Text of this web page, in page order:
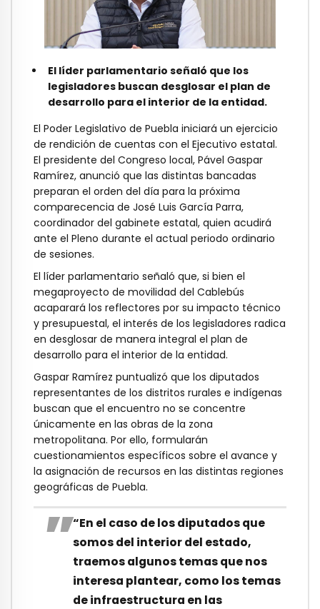
El líder parlamentario señaló que los
legisladores buscan desglosar el plan de
desarrollo para el interior de la entidad.
El Poder Legislativo de Puebla iniciará un ejercicio
de rendición de cuentas con el Ejecutivo estatal.
El presidente del Congreso local, Pável Gaspar
Ramírez, anunció que las distintas bancadas
preparan el orden del día para la próxima
comparecencia de José Luis García Parra,
coordinador del gabinete estatal, quien acudirá
ante el Pleno durante el actual periodo ordinario
de sesiones.
El líder parlamentario señaló que, si bien el
megaproyecto de movilidad del Cablebús
acaparará los reflectores por su impacto técnico
y presupuestal, el interés de los legisladores radica
en desglosar de manera integral el plan de
desarrollo para el interior de la entidad.
Gaspar Ramírez puntualizó que los diputados
representantes de los distritos rurales e indígenas
buscan que el encuentro no se concentre
únicamente en las obras de la zona
metropolitana. Por ello, formularán
cuestionamientos específicos sobre el avance y
la asignación de recursos en las distintas regiones
geográficas de Puebla.
“En el caso de los diputados que
somos del interior del estado,
traemos algunos temas que nos
interesa plantear, como los temas
de infraestructura en las